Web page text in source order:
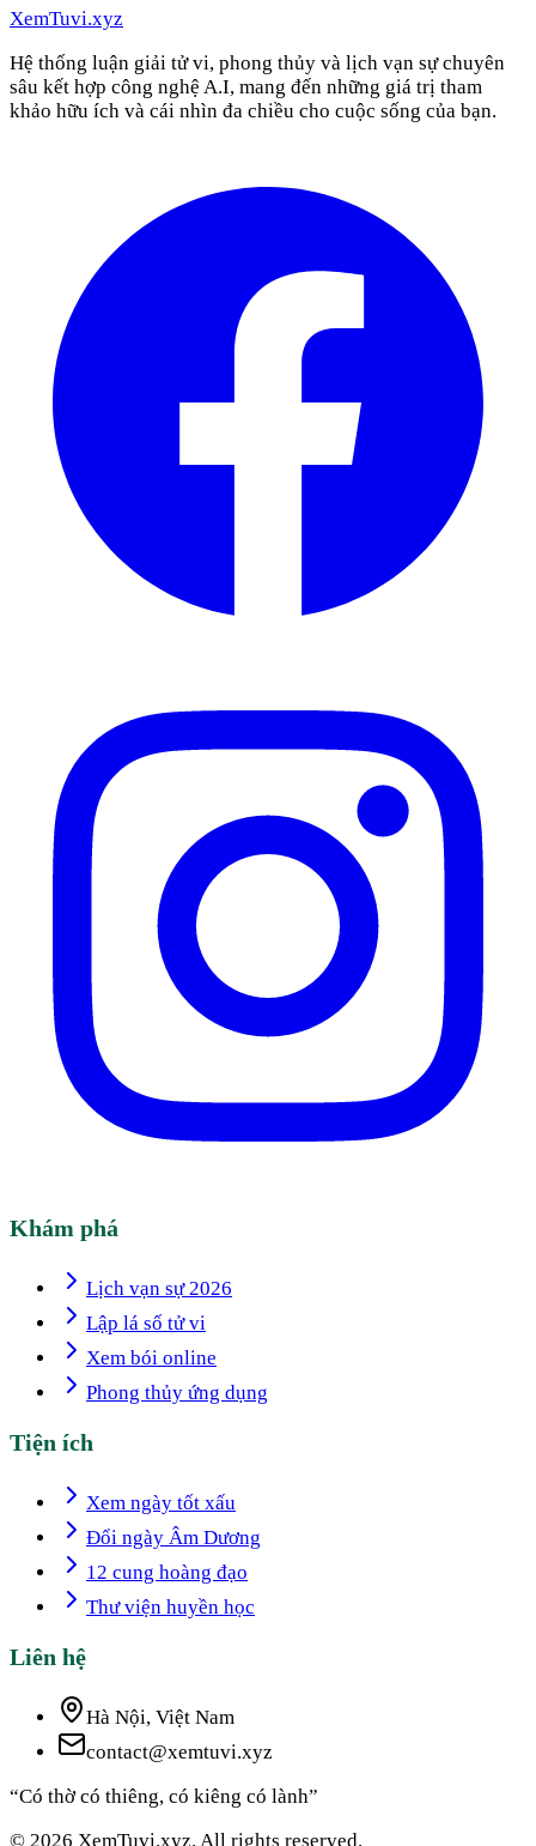
XemTuvi.xyz
Hệ thống luận giải tử vi, phong thủy và lịch vạn sự chuyên
sâu kết hợp công nghệ A.I, mang đến những giá trị tham
khảo hữu ích và cái nhìn đa chiều cho cuộc sống của bạn.
Khám phá
Lịch vạn sự 2026
Lập lá số tử vi
Xem bói online
Phong thủy ứng dụng
Tiện ích
Xem ngày tốt xấu
Đổi ngày Âm Dương
12 cung hoàng đạo
Thư viện huyền học
Liên hệ
Hà Nội, Việt Nam
contact@xemtuvi.xyz
“Có thờ có thiêng, có kiêng có lành”
© 2026 XemTuvi.xyz. All rights reserved.